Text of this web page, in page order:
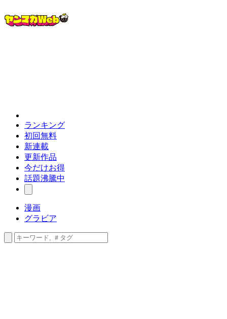
ランキング
初回無料
新連載
更新作品
今だけお得
話題沸騰中
漫画
グラビア